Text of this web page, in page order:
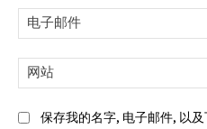
保存我的名字, 电子邮件, 以